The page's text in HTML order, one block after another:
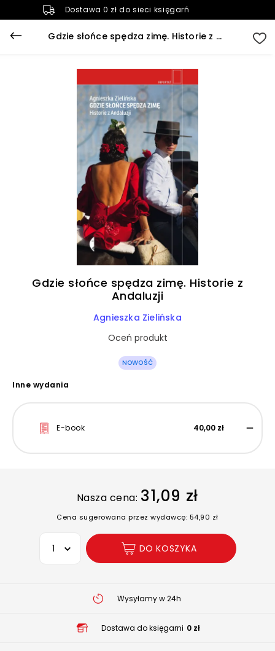
Dostawa 0 zł do sieci księgarń
Gdzie słońce spędza zimę. Historie z Andaluzji
NOWOŚĆ
Gdzie słońce spędza zimę. Historie z
Andaluzji
Agnieszka Zielińska
Oceń produkt
Inne wydania
E-book 40,00 zł
Nasza cena: 31,09 zł
Cena sugerowana przez wydawcę: 54,90 zł
Wybierz opcję
DO KOSZYKA
Wysyłamy w 24h
Dostawa do księgarni 0 zł